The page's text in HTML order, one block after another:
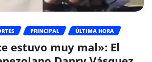
PRINCIPAL ÚLTIMA HORA
estuvo muy mal»: El